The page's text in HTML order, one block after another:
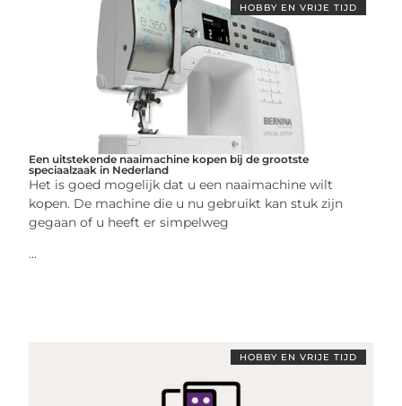
HOBBY EN VRIJE TIJD
Een uitstekende naaimachine kopen bij de grootste
speciaalzaak in Nederland
Het is goed mogelijk dat u een naaimachine wilt
kopen. De machine die u nu gebruikt kan stuk zijn
gegaan of u heeft er simpelweg
...
HOBBY EN VRIJE TIJD